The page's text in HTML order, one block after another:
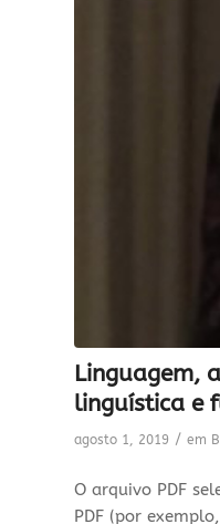
Linguagem,
linguística e
agosto 1, 2019 / em
O arquivo PDF
PDF (por